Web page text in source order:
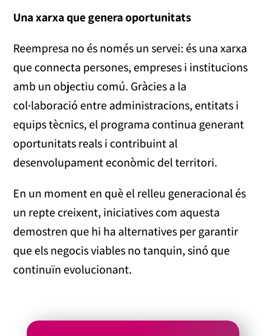
Una xarxa que genera oportunitats
Reempresa no és només un servei: és una xarxa
que connecta persones, empreses i institucions
amb un objectiu comú. Gràcies a la
col·laboració entre administracions, entitats i
equips tècnics, el programa continua generant
oportunitats reals i contribuint al
desenvolupament econòmic del territori.
En un moment en què el relleu generacional és
un repte creixent, iniciatives com aquesta
demostren que hi ha alternatives per garantir
que els negocis viables no tanquin, sinó que
continuïn evolucionant.